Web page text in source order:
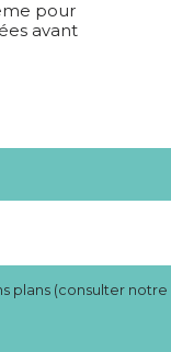
pour
avant
plans (consulter notre